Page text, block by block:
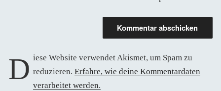
Diese Website verwendet Akismet, um Spam zu reduzieren.Erfahre, wie deine Kommentardaten
verarbeitet werden.